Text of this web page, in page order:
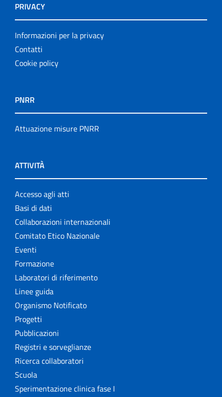
PRIVACY
Informazioni per la privacy
Contatti
Cookie policy
PNRR
Attuazione misure PNRR
ATTIVITÀ
Accesso agli atti
Basi di dati
Collaborazioni internazionali
Comitato Etico Nazionale
Eventi
Formazione
Laboratori di riferimento
Linee guida
Organismo Notificato
Progetti
Pubblicazioni
Registri e sorveglianze
Ricerca collaboratori
Scuola
Sperimentazione clinica fase I